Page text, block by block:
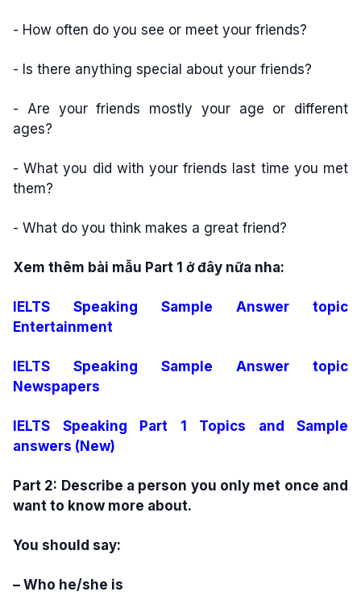
- How often do you see or meet your friends?
- Is there anything special about your friends?
- Are your friends mostly your age or different
ages?
- What you did with your friends last time you met
them?
- What do you think makes a great friend?
Xem thêm bài mẫu Part 1 ở đây nữa nha:
IELTS Speaking Sample Answer topic
Entertainment
IELTS Speaking Sample Answer topic
Newspapers
IELTS Speaking Part 1 Topics and Sample
answers (New)
Part 2: Describe a person you only met once and
want to know more about.
You should say:
– Who he/she is